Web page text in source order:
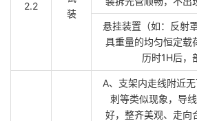
2.2
装
悬挂装置（如：反射
具重量的均匀恒定载
历时1H后，
A、支架内走线附近
刺等类似现象，导
好，整齐美观、走向